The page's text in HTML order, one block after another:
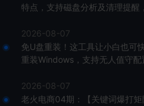
特点，支持磁盘分析及清理提醒
2026-08-07
免U盘重装！这工具让小白也可
重装Windows，支持无人值守配
2026-08-07
老火电商04期：【关键词爆打矩